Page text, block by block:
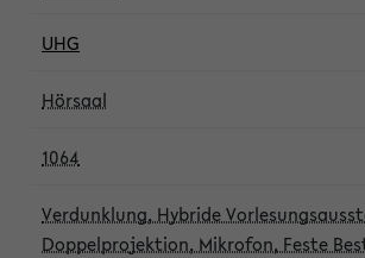
UHG
Hörsaal
1064
Verdunklung, Hybride
Doppelprojektion, Mikrofon, Feste